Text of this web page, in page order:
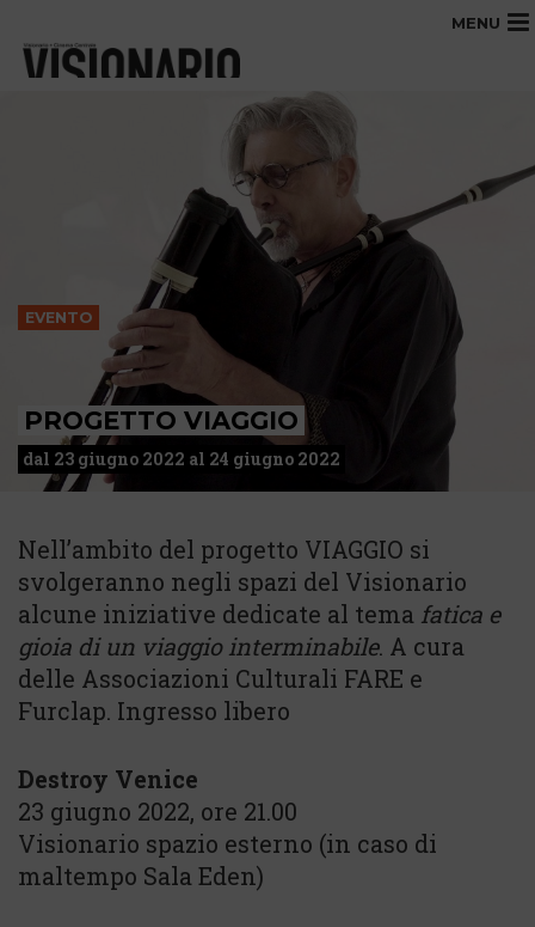
MENU
EVENTO
PROGETTO VIAGGIO
dal 23 giugno 2022 al 24 giugno 2022
Nell’ambito del progetto VIAGGIO si
svolgeranno negli spazi del Visionario
alcune iniziative dedicate al tema fatica e
gioia di un viaggio interminabile. A cura
delle Associazioni Culturali FARE e
Furclap. Ingresso libero
Destroy Venice
23 giugno 2022, ore 21.00
Visionario spazio esterno (in caso di
maltempo Sala Eden)